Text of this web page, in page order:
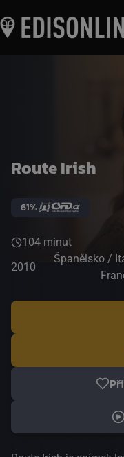
Route Irish
61%
104 minut
2010
Španělsko /